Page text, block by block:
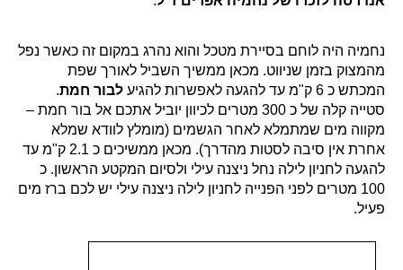
נחמיה היה לוחם בסיירת מטכל והוא נהרג במקום זה כאשר נפל
מהמצוק בזמן שניווט. מכאן ממשיך השביל לאורך שפת
המכתש כ 6 ק"מ עד להגעה לאפשרות להגיע
לבור חמת.
סטייה קלה של כ 300 מטרים לכיוון יוביל אתכם אל בור חמת –
מקווה מים שמתמלא לאחר הגשמים (מומלץ לוודא שמלא
אחרת אין סיבה לסטות מהדרך). מכאן ממשיכים כ 2.1 ק"מ עד
להגעה לחניון לילה נחל ניצנה עילי ולסיום המקטע הראשון. כ
100 מטרים לפני הפנייה לחניון לילה ניצנה עילי יש לכם ברז מים
פעיל.